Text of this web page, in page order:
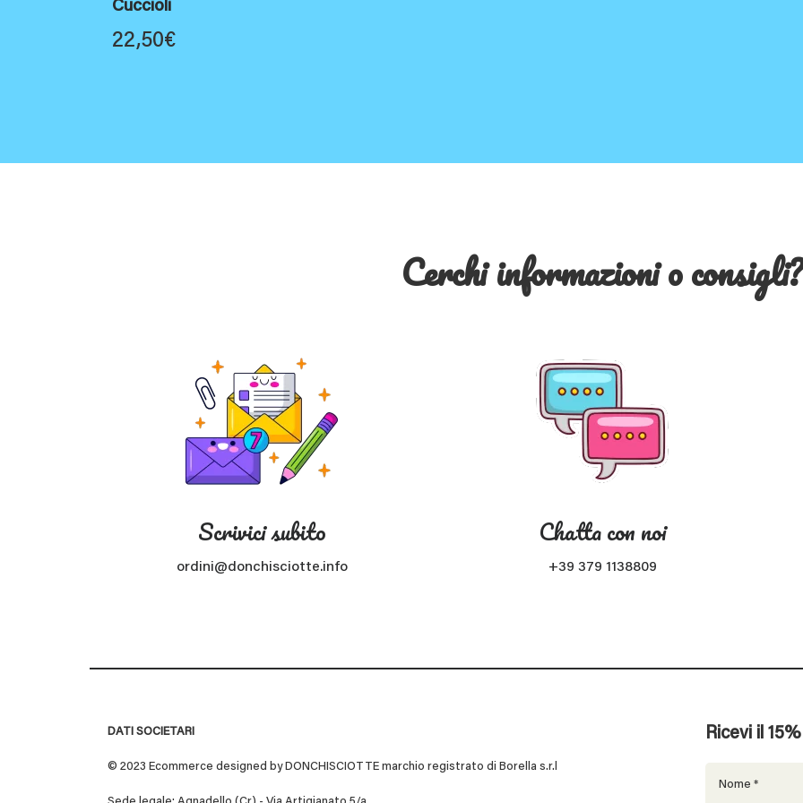
Cuccioli
22,50€
Cerchi informazioni o consigli?
Scrivici subito
ordini@donchisciotte.info
Chatta con noi
+39 379 1138809
DATI SOCIETARI
© 2023 Ecommerce designed by DONCHISCIOTTE marchio registrato di Borella s.r.l
Ricevi il